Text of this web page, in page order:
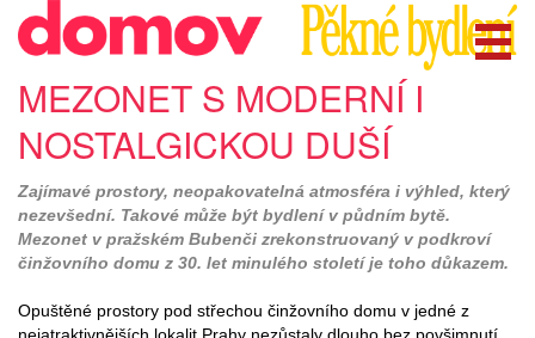
MEZONET S MODERNÍ I
NOSTALGICKOU DUŠÍ
Zajímavé prostory, neopakovatelná atmosféra i výhled, který
nezevšední. Takové může být bydlení v půdním bytě.
Mezonet v pražském Bubenči zrekonstruovaný v podkroví
činžovního domu z 30. let minulého století je toho důkazem.
Opuštěné prostory pod střechou činžovního domu v jedné z
nejatraktivnějších lokalit Prahy nezůstaly dlouho bez povšimnutí.